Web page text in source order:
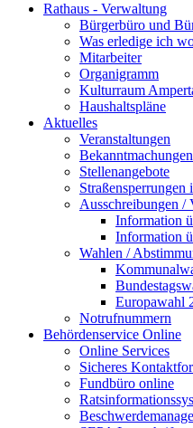
Rathaus - Verwaltung
Bürgerbüro und
Was erledige ich
Mitarbeiter
Organigramm
Kulturraum
Haushaltspläne
Aktuelles
Veranstaltungen
Bekanntmachungen
Stellenangebote
Ausschreibungen /
Information
Information
Wahlen /
Europawahl
Notrufnummern
Behördenservice Online
Online Services
Sicheres
Fundbüro online